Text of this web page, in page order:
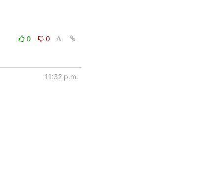
0 0
11:32 p.m.